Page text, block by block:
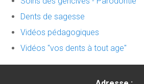
Dents de sagesse
Vidéos pédagogiques
Vidéos "vos dents à tout age"